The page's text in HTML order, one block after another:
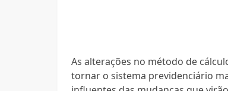
As alterações no método de
tornar o sistema previdenciário